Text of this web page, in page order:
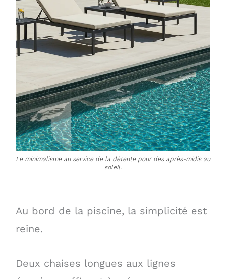
Le minimalisme au service de la détente pour des après-midis au
soleil.
Au bord de la piscine, la simplicité est
reine.
Deux chaises longues aux lignes